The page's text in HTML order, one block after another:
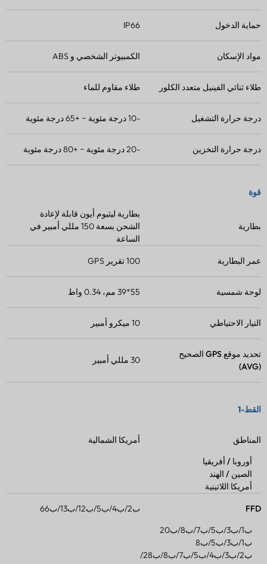
حماية الدخول IP66
مواد الإسكان الكمبيوتر الشخصي و ABS
طلاء ثنائي الفينيل متعدد الكلور طلاء مقاوم للماء
درجة حرارة التشغيل -10 درجة مئوية ~ +65 درجة مئوية
درجة حرارة التخزين -20 درجة مئوية ~ +80 درجة مئوية
قوة
بطارية
بطارية ليثيوم أيون قابلة لإعادة
الشحن بسعة 150 مللي أمبير في
الساعة
عمر البطارية 100 تقرير GPS
لوحة شمسية 55*39 مم، 0.34 واط
التيار الاحتياطي 10 ميكرو أمبير
تحديد موقع GPS الصحيح
(AVG)
30 مللي أمبير
القط-1
المناطق
أمريكا الشمالية
أوروبا / أفريقيا
الصين / الهند
أمريكا اللاتينية
FFD
ب2/ب4/ب5/ب12/ب13/ب66
ب1/ب3/ب5/ب7/ب8/ب20
ب1/ب3/ب5/ب8
ب2/ب3/ب4/ب5/ب7/ب8/ب28/